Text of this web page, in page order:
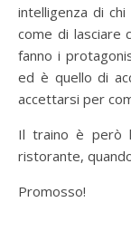
intelligenza di
come di lasciare
fanno i
ed è quello di
accettarsi per
Il traino è però
ristorante,
Promosso!